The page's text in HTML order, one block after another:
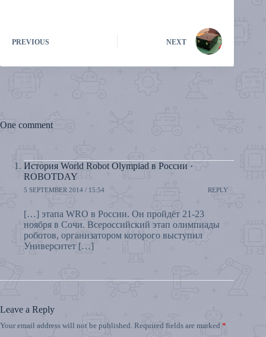
PREVIOUS NEXT
One comment
История World Robot Olympiad в России ·
ROBOTDAY
5 SEPTEMBER 2014 / 15:54 REPLY
[…] этапа WRO в России. Он пройдёт 21-23
ноября в Сочи. Всероссийский этап олимпиады
роботов, организатором которого выступил
Университет […]
Leave a Reply
Your email address will not be published. Required fields are marked *